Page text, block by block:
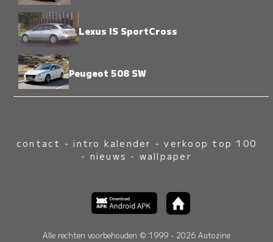
Lexus IS SportCross
Peugeot 508 SW
contact -intro kalender -verkoop top 100
- nieuws - wallpaper
Alle rechten voorbehouden © 1999 - 2026 Autozine